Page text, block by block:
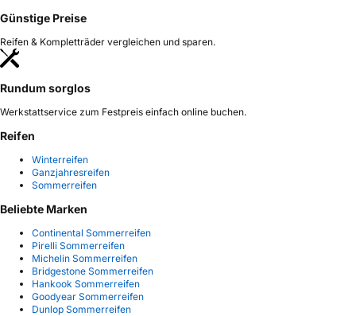
Günstige Preise
Reifen & Kompletträder vergleichen und sparen.
Rundum sorglos
Werkstattservice zum Festpreis einfach online buchen.
Reifen
Winterreifen
Ganzjahresreifen
Sommerreifen
Beliebte Marken
Continental Sommerreifen
Pirelli Sommerreifen
Michelin Sommerreifen
Bridgestone Sommerreifen
Hankook Sommerreifen
Goodyear Sommerreifen
Dunlop Sommerreifen